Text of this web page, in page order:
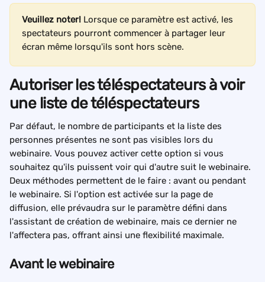
Veuillez noter! Lorsque ce paramètre est activé, les
spectateurs pourront commencer à partager leur
écran même lorsqu'ils sont hors scène.
Autoriser les téléspectateurs à voir
une liste de téléspectateurs
Par défaut, le nombre de participants et la liste des
personnes présentes ne sont pas visibles lors du
webinaire. Vous pouvez activer cette option si vous
souhaitez qu'ils puissent voir qui d'autre suit le webinaire.
Deux méthodes permettent de le faire : avant ou pendant
le webinaire. Si l'option est activée sur la page de
diffusion, elle prévaudra sur le paramètre défini dans
l'assistant de création de webinaire, mais ce dernier ne
l'affectera pas, offrant ainsi une flexibilité maximale.
Avant le webinaire